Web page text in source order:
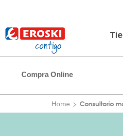
Compra Online
Home Consultorio